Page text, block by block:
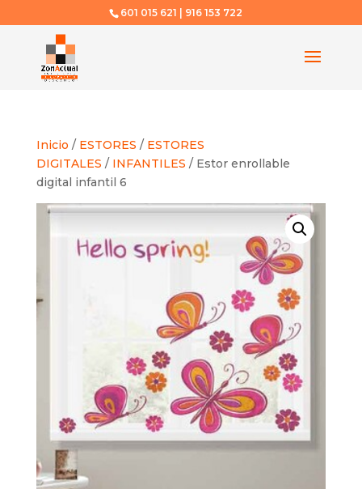
601 015 621 | 916 153 722
Inicio / ESTORES / ESTORES
DIGITALES / INFANTILES / Estor enrollable
digital infantil 6